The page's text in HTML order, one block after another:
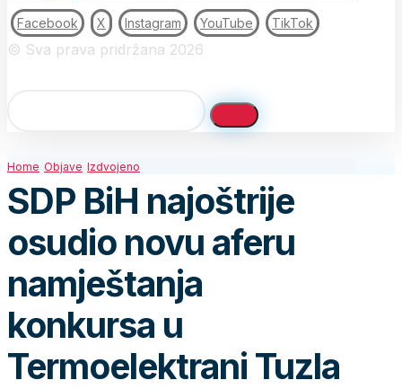
Facebook X Instagram YouTube TikTok
© Sva prava pridržana 2026
Home Objave Izdvojeno
SDP BiH najoštrije
osudio novu aferu
namještanja
konkursa u
Termoelektrani Tuzla